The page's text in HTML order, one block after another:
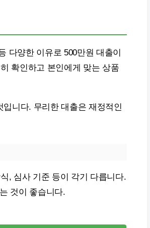
다양한 이유로 500만원 대출이
확인하고 본인에게 맞는 상품
입니다. 무리한 대출은 재정적인
, 심사 기준 등이 각기 다릅니다.
것이 좋습니다.